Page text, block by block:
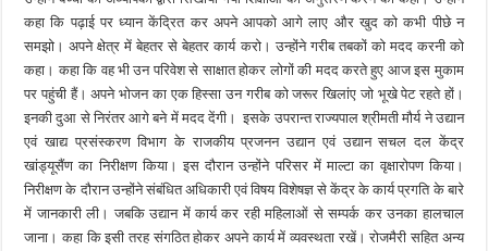
कहा कि पढ़ाई पर ध्यान केंद्रित कर अपने आपको आगे लाए और खुद को कभी पीछे न
समझो। अपने क्षेत्र में बेहतर से बेहतर कार्य करो। उन्होंने गरीब तबकों को मदद करनी को
कहा। कहा कि वह भी उन परिवेश से साक्षात होकर लोगों की मदद करते हुए आज इस मुकाम
पर पहुंची हैं। अपने भोजन का एक हिस्सा उन गरीब को जरूर खिलांए जो भूखे पेट रहते हों।
इनकी दुआ से निरंतर आगे बने में मदद देंगी। इसके उपरान्त राज्यपाल श्रीमती मौर्य ने उद्यान
एवं खाद्य प्रसंस्करण विभाग के राजकीय प्रजनन उद्यान एवं उद्यान सचल दल केंद्र
खांड्यूसैंण का निरीक्षण किया। इस दौरान उन्होंने परिसर में माल्टा का वृक्षारोपण किया।
निरीक्षण के दौरान उन्होंने संबंधित अधिकारी एवं विषय विशेषज्ञ से केंद्र के कार्य प्रगति के बारे
में जानकारी ली। जबकि उद्यान में कार्य कर रही महिलाओं से सम्पर्क कर उनका हालचाल
जाना। कहा कि इसी तरह संगठित होकर अपने कार्य में व्यवस्थता रखें। रोजमैरी सहित अन्य